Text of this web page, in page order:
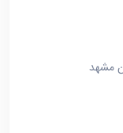
مشهد